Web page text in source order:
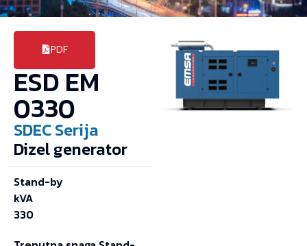
PDF
ESD EM
0330
SDECSerija
Dizel generator
Stand-by
kVA
330